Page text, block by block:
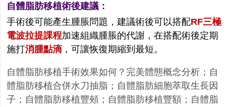
自體脂肪移植術後建議：
手術後可能產生腫脹問題，建議術後可以搭配RF三極
電波拉提課程加速組織腫脹的代謝，在搭配術後定期
施打消腫點滴 ，可讓恢復期縮到最短。
自體脂肪移植手術效果如何？完美體態概念分析 ； 自
體脂肪移植合併水刀抽脂 ； 自體脂肪細胞萃取生長因
子 ； 自體脂肪移植豐頰 ； 自體脂肪移植豐額 ； 自體脂